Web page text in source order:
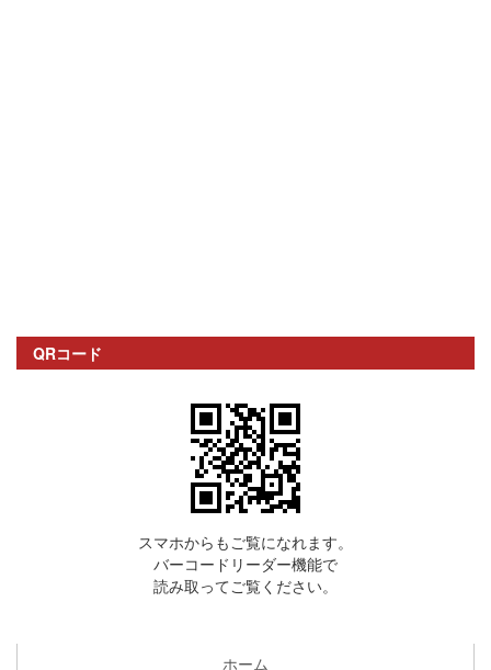
QRコード
スマホからもご覧になれます。
バーコードリーダー機能で
読み取ってご覧ください。
ホーム